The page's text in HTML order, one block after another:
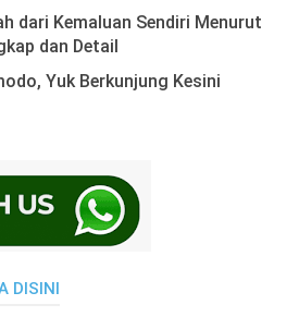
dari Kemaluan Sendiri Menurut
dan Detail
Yuk Berkunjung Kesini
DISINI